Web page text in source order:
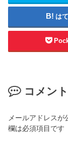
は
コメン
メールアドレスが
欄は必須項目です